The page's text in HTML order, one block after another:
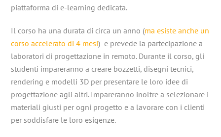
piattaforma di e-learning dedicata.
Il corso ha una durata di circa un anno (ma esiste anche un
corso accelerato di 4 mesi) e prevede la partecipazione a
laboratori di progettazione in remoto. Durante il corso, gli
studenti impareranno a creare bozzetti, disegni tecnici,
rendering e modelli 3D per presentare le loro idee di
progettazione agli altri. Impareranno inoltre a selezionare i
materiali giusti per ogni progetto e a lavorare con i clienti
per soddisfare le loro esigenze.